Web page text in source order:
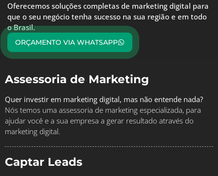
Oferecemos soluções completas de marketing digital para
que o seu negócio tenha sucesso na sua região e em todo
o Brasil.
ORÇAMENTO VIA WHATSAPP
Assessoria de Marketing
Quer investir em marketing digital, mas não entende nada?
Nós temos uma assessoria de marketing especializada, para
ajudar você e a sua empresa a gerar resultado através do
marketing digital.
Captar Leads